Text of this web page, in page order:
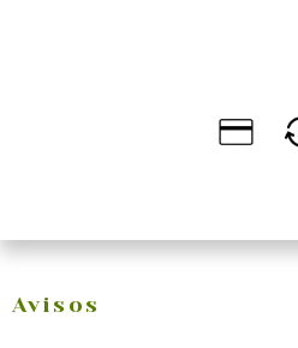
Avisos